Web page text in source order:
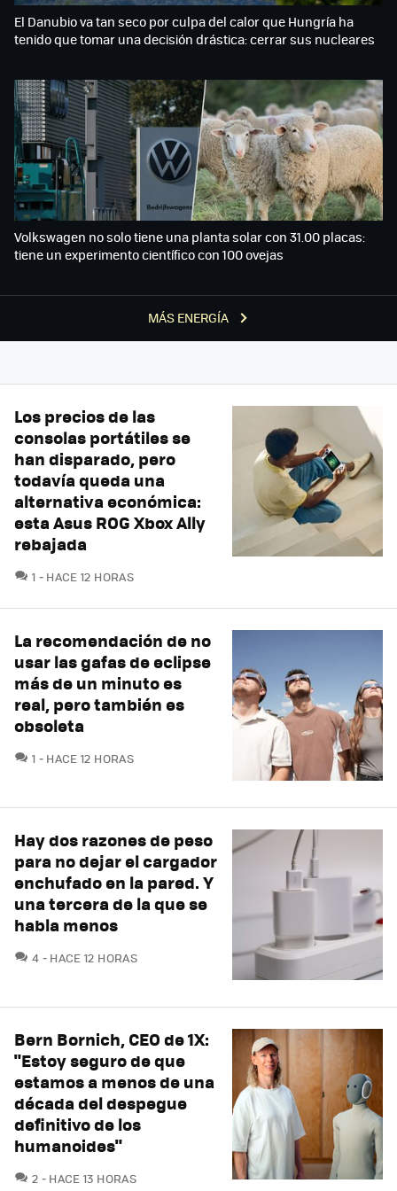
MÁS ENERGÍA
El Danubio va tan seco por culpa del calor que Hungría ha
tenido que tomar una decisión drástica: cerrar sus nucleares
Volkswagen no solo tiene una planta solar con 31.00 placas:
tiene un experimento científico con 100 ovejas
Los precios de las
consolas portátiles se
han disparado, pero
todavía queda una
alternativa económica:
esta Asus ROG Xbox Ally
rebajada
1 COMENTARIOS
HACE 12 HORAS
La recomendación de no
usar las gafas de eclipse
más de un minuto es
real, pero también es
obsoleta
1 COMENTARIOS
HACE 12 HORAS
Hay dos razones de peso
para no dejar el cargador
enchufado en la pared. Y
una tercera de la que se
habla menos
4 COMENTARIOS
HACE 12 HORAS
Bern Bornich, CEO de 1X:
"Estoy seguro de que
estamos a menos de una
década del despegue
definitivo de los
humanoides"
2 COMENTARIOS
HACE 13 HORAS